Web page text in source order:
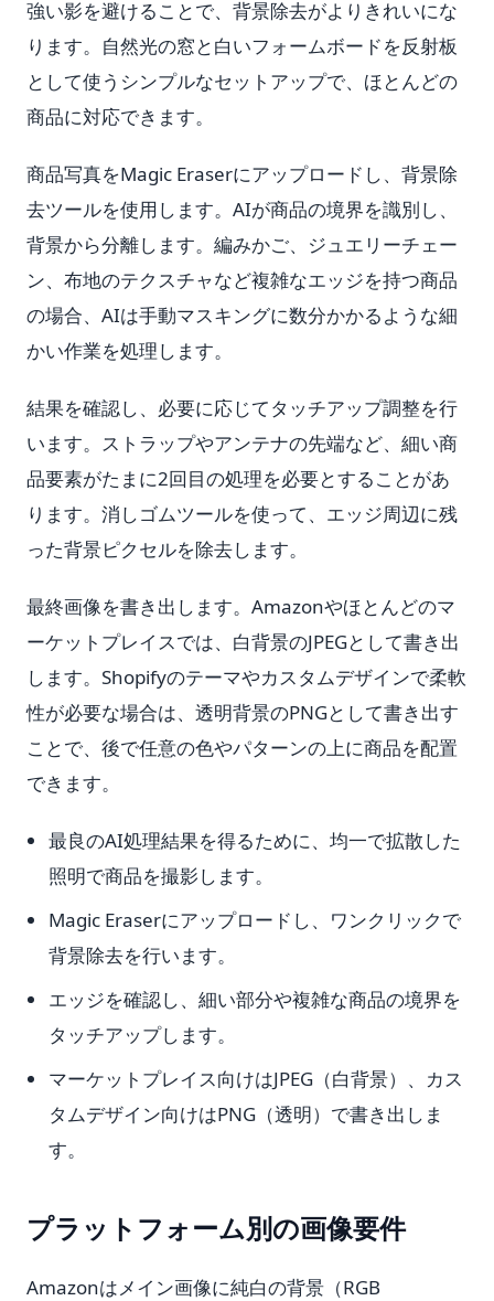
強い影を避けることで、背景除去がよりきれいにな
ります。自然光の窓と白いフォームボードを反射板
として使うシンプルなセットアップで、ほとんどの
商品に対応できます。
商品写真をMagic Eraserにアップロードし、背景除
去ツールを使用します。AIが商品の境界を識別し、
背景から分離します。編みかご、ジュエリーチェー
ン、布地のテクスチャなど複雑なエッジを持つ商品
の場合、AIは手動マスキングに数分かかるような細
かい作業を処理します。
結果を確認し、必要に応じてタッチアップ調整を行
います。ストラップやアンテナの先端など、細い商
品要素がたまに2回目の処理を必要とすることがあ
ります。消しゴムツールを使って、エッジ周辺に残
った背景ピクセルを除去します。
最終画像を書き出します。Amazonやほとんどのマ
ーケットプレイスでは、白背景のJPEGとして書き出
します。Shopifyのテーマやカスタムデザインで柔軟
性が必要な場合は、透明背景のPNGとして書き出す
ことで、後で任意の色やパターンの上に商品を配置
できます。
最良のAI処理結果を得るために、均一で拡散した
照明で商品を撮影します。
Magic Eraserにアップロードし、ワンクリックで
背景除去を行います。
エッジを確認し、細い部分や複雑な商品の境界を
タッチアップします。
マーケットプレイス向けはJPEG（白背景）、カス
タムデザイン向けはPNG（透明）で書き出しま
す。
プラットフォーム別の画像要件
Amazonはメイン画像に純白の背景（RGB